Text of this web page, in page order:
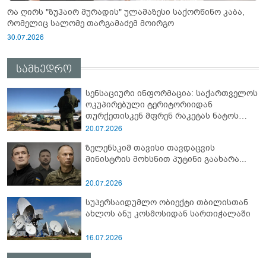
რა ღირს "ზუჰაირ მურადის" ულამაზესი საქორწინო კაბა,
რომელიც სალომე თარგამაძემ მოირგო
30.07.2026
სამხედრო
სენსაციური ინფორმაცია: საქართველოს
ოკუპირებული ტერიტორიიდან
თურქეთისკენ მფრენ რაკეტას ნატოს
სამიტი კინაღამ ჩაუშლია
20.07.2026
ზელენსკიმ თავისი თავდაცვის
მინისტრის მოხსნით პუტინი გაახარა...
20.07.2026
სუპერსაიდუმლო ობიექტი თბილისთან
ახლოს ანუ კოსმოსიდან სართიჭალაში
16.07.2026